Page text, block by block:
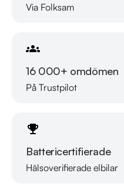
Via Folksam
16 000+ omdömen
På Trustpilot
Battericertifierade
Hälsoverifierade elbilar
Läs mer om oss